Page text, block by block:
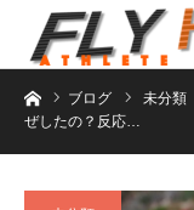
ホームブログ 未分類
ぜしたの？反応…